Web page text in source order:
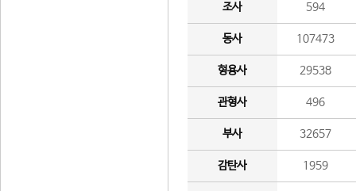
조사 594
동사 107473
형용사 29538
관형사 496
부사 32657
감탄사 1959